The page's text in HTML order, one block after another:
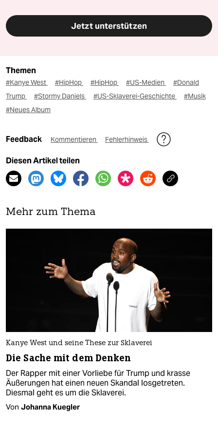
Jetzt unterstützen
Themen
#Kanye West #HipHop #HipHop #US-Medien
#Donald
Trump
#Stormy Daniels #US-Sklaverei-Geschichte
#Musik
#Neues Album
Feedback Kommentieren Fehlerhinweis
Diesen Artikel teilen
Mehr zum Thema
Kanye West und seine These zur Sklaverei
Die Sache mit dem Denken
Der Rapper mit einer Vorliebe für Trump und krasse
Äußerungen hat einen neuen Skandal losgetreten.
Diesmal geht es um die Sklaverei.
Von Johanna Kuegler